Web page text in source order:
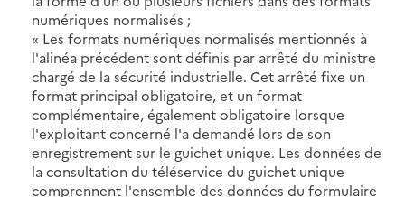
numériques normalisés ;
« Les formats numériques normalisés mentionnés à
l'alinéa précédent sont définis par arrêté du ministre
chargé de la sécurité industrielle. Cet arrêté fixe un
format principal obligatoire, et un format
complémentaire, également obligatoire lorsque
l'exploitant concerné l'a demandé lors de son
enregistrement sur le guichet unique. Les données de
la consultation du téléservice du guichet unique
comprennent l'ensemble des données du formulaire